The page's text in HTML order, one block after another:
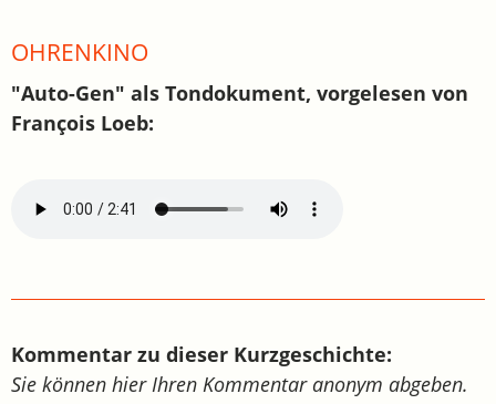
OHRENKINO
"Auto-Gen" als Tondokument, vorgelesen von
François Loeb:
Kommentar zu dieser Kurzgeschichte:
Sie können hier Ihren Kommentar anonym abgeben.